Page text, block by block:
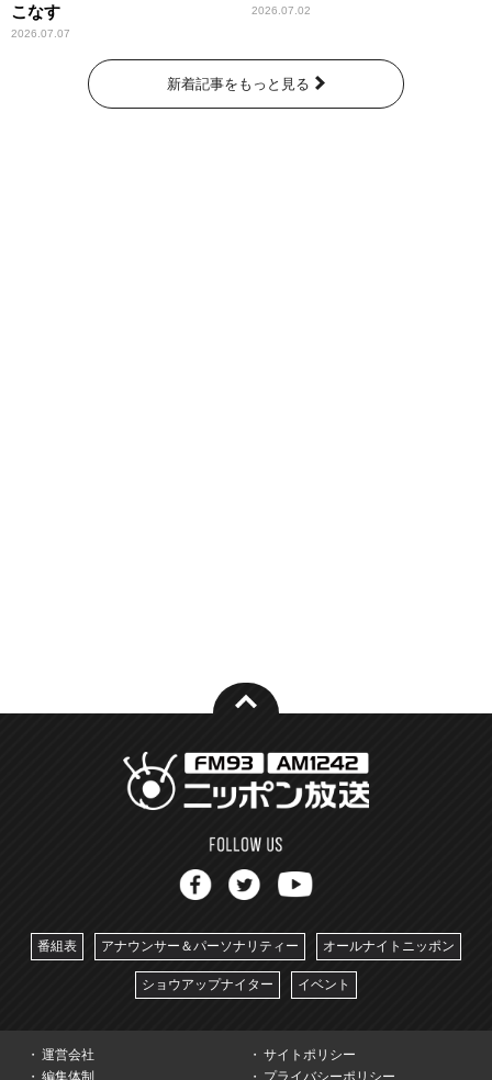
こなす
2026.07.07
2026.07.02
新着記事をもっと見る
番組表 アナウンサー＆パーソナリティー オールナイトニッポン
ショウアップナイター イベント
運営会社
サイトポリシー
編集体制
プライバシーポリシー